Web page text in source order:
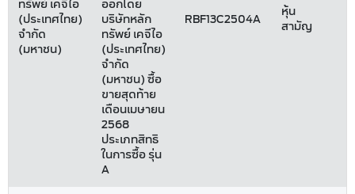
ทรัพย์ เคจีไอ
(ประเทศไทย)
จำกัด
(มหาชน)
ออกโดย
บริษัทหลัก
ทรัพย์ เคจีไอ
(ประเทศไทย)
จำกัด
(มหาชน) ซื้อ
ขายสุดท้าย
เดือนเมษายน
2568
ประเภทสิทธิ
ในการซื้อ รุ่น
A
RBF13C2504A
หุ้น
สามัญ